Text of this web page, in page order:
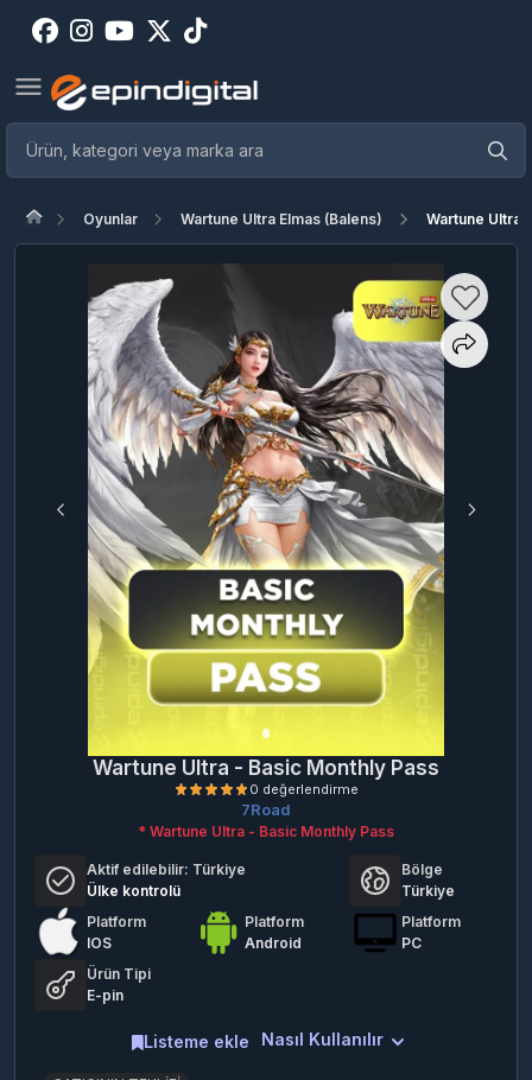
Oyunlar Wartune Ultra Elmas (Balens) Wartune Ultra
Wartune Ultra - Basic Monthly Pass
7Road
* Wartune Ultra - Basic Monthly Pass
Aktif edilebilir: Türkiye
Ülke kontrolü
Bölge
Türkiye
Platform
IOS
Platform
Android
Platform
PC
Ürün Tipi
E-pin
Nasıl Kullanılır
Listeme ekle